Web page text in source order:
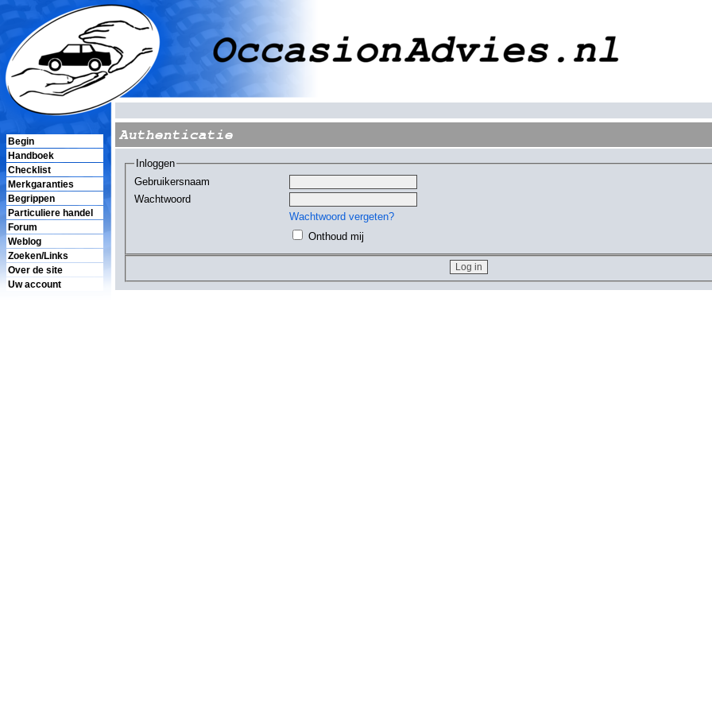
Begin
Handboek
Checklist
Merkgaranties
Begrippen
Particuliere handel
Forum
Weblog
Zoeken/Links
Over de site
Uw account
Authenticatie
Inloggen
Gebruikersnaam
Wachtwoord
Wachtwoord vergeten?
Onthoud mij